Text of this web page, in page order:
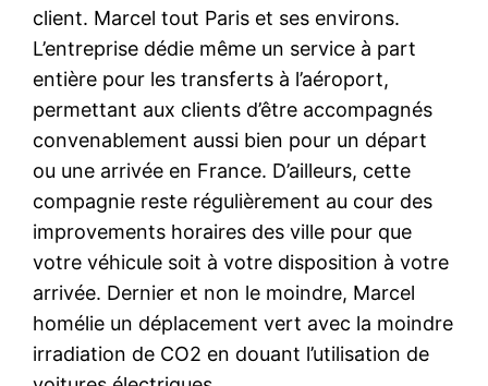
client. Marcel tout Paris et ses environs.
L’entreprise dédie même un service à part
entière pour les transferts à l’aéroport,
permettant aux clients d’être accompagnés
convenablement aussi bien pour un départ
ou une arrivée en France. D’ailleurs, cette
compagnie reste régulièrement au cour des
improvements horaires des ville pour que
votre véhicule soit à votre disposition à votre
arrivée. Dernier et non le moindre, Marcel
homélie un déplacement vert avec la moindre
irradiation de CO2 en douant l’utilisation de